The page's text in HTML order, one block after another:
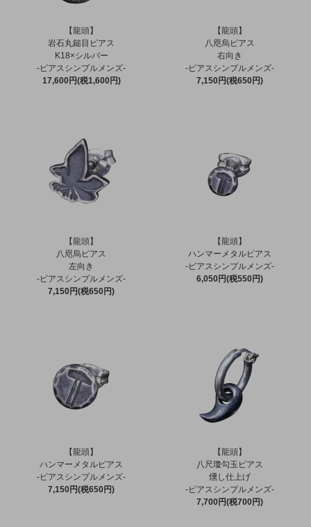
【龍頭】
岩石丸鎚目ピアス
K18×シルバー
-ピアスシンプルメンズ-
17,600円(税1,600円)
【龍頭】
八咫烏ピアス
右向き
-ピアスシンプルメンズ-
7,150円(税650円)
【龍頭】
八咫烏ピアス
左向き
-ピアスシンプルメンズ-
7,150円(税650円)
【龍頭】
ハンマーメタルピアス
-ピアスシンプルメンズ-
6,050円(税550円)
【龍頭】
ハンマーメタルピアス
-ピアスシンプルメンズ-
7,150円(税650円)
【龍頭】
八尺瓊勾玉ピアス
燻し仕上げ
-ピアスシンプルメンズ-
7,700円(税700円)